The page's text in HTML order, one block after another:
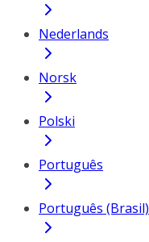
Nederlands
Norsk
Polski
Português
Português (Brasil)